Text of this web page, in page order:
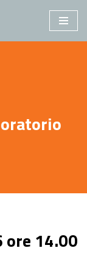
ore 14.00